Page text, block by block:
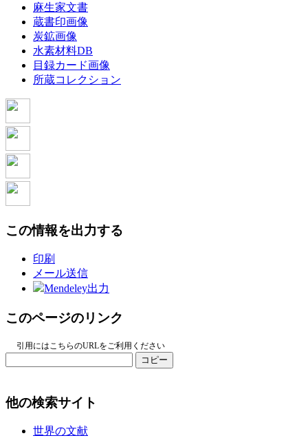
麻生家文書
蔵書印画像
炭鉱画像
水素材料DB
目録カード画像
所蔵コレクション
この情報を出力する
印刷
メール送信
Mendeley出力
このページのリンク
引用にはこちらのURLをご利用ください
コピー
他の検索サイト
世界の文献